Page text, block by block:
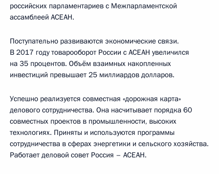
российских парламентариев с Межпарламентской
ассамблеей АСЕАН.
Поступательно развиваются экономические связи.
В 2017 году товарооборот России с АСЕАН увеличился
на 35 процентов. Объём взаимных накопленных
инвестиций превышает 25 миллиардов долларов.
Успешно реализуется совместная «дорожная карта»
делового сотрудничества. Она насчитывает порядка 60
совместных проектов в промышленности, высоких
технологиях. Приняты и используются программы
сотрудничества в сферах энергетики и сельского хозяйства.
Работает деловой совет Россия – АСЕАН.